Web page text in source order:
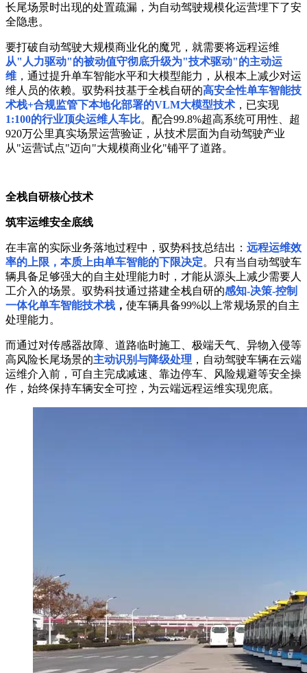
长尾场景时出现的处置疏漏，为自动驾驶规模化运营埋下了安
全隐患。
要打破自动驾驶大规模商业化的魔咒，就需要将远程运维
从"人力驱动"的被动值守彻底升级为"技术驱动"的主动运
维 ，通过提升单车智能水平和大模型能力，从根本上减少对运
维人员的依赖。驭势科技基于全栈自研的高安全性单车智能技
术栈+合规监管下本地化部署的VLM大模型技术 ，已实现
1:100的行业顶尖运维人车比。配合99.8%超高系统可用性、超
920万公里真实场景运营验证，从技术层面为自动驾驶产业
从"运营试点"迈向"大规模商业化"铺平了道路。
全栈自研核心技术
筑牢运维安全底线
在丰富的实际业务落地过程中，驭势科技总结出： 远程运维效
率的上限，本质上由单车智能的下限决定。只有当自动驾驶车
辆具备足够强大的自主处理能力时，才能从源头上减少需要人
工介入的场景。驭势科技通过搭建全栈自研的感知-决策-控制
一体化单车智能技术栈 ， 使车辆具备99%以上常规场景的自主
处理能力。
而通过对传感器故障、道路临时施工、极端天气、异物入侵等
高风险长尾场景的主动识别与降级处理 ，自动驾驶车辆在云端
运维介入前，可自主完成减速、靠边停车、风险规避等安全操
作，始终保持车辆安全可控，为云端远程运维实现兜底。